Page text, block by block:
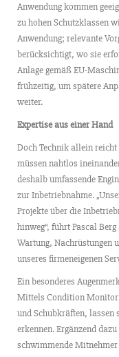
Anwendung kommen
zu hohen Schutzklassen
Anwendung; relevante
berücksichtigt, wo sie
Anlage gemäß EU-
frühzeitig, um spätere
weiter.
Expertise aus einer Hand
Doch Technik allein
müssen nahtlos
deshalb umfassende
zur Inbetriebnahme.
Projekte über die
hinweg“, führt Pascal
Wartung, Nachrüstungen
unseres firmeneigenen
Ein besonderes
Mittels Condition
und Schubkräften, lassen
erkennen. Ergänzend
schwimmende